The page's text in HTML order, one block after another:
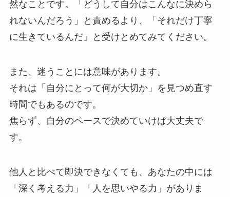
然なことです。「どうして自分はこんなに決めら
れないんだろう」と責めるより、「それだけ丁寧
に生きているんだ」と受けとめてみてください。
また、迷うことには意味があります。
それは「自分にとって何が大切か」を見つめ直す
時間でもあるのです。
焦らず、自分のペースで決めていけば大丈夫で
す。
他人と比べて即決できなくても、あなたの中には
「深く考える力」「人を思いやる力」がありま